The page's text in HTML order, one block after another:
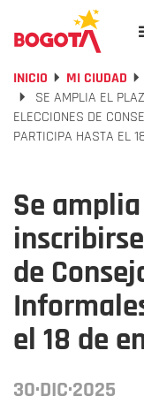
INICIO MI CIUDAD
SE AMPLIA EL
ELECCIONES DE
PARTICIPA HASTA EL
Se
de
el 18 de
30·DIC·2025